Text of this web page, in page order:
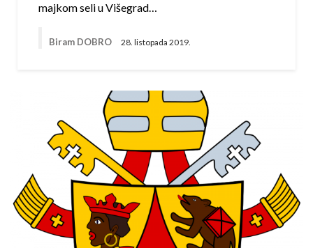
majkom seli u Višegrad…
Biram DOBRO 28. listopada 2019.